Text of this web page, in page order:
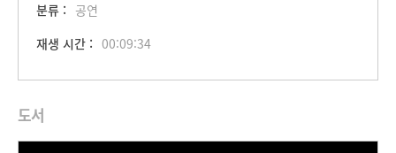
분류 : 공연
재생 시간 : 00:09:34
도서